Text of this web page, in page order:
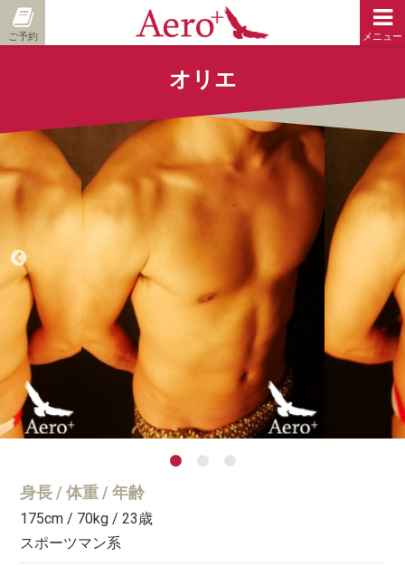
メニュー
ご予約
オリエ
身長 / 体重 / 年齢
175cm / 70kg / 23歳
スポーツマン系